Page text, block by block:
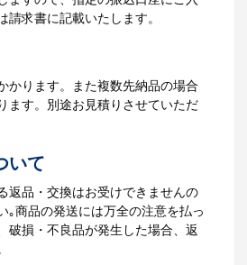
ます。
データのご入稿後
ります。
在庫がある場合、3
なります。
ガイドをもっとみる
求書に記載いたします。
かります。また複数先納品の場合
ます。別途お見積りさせていただ
いて
返品・交換はお受けできませんの
｡商品の発送には万全の注意を払っ
破損・不良品が発生した場合、返